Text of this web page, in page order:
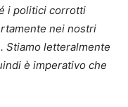
i politici corrotti
nei nostri
Stiamo letteralmente
è imperativo che